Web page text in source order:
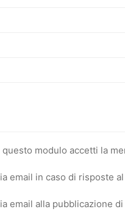
modulo accetti la
email in caso di risposte
email alla pubblicazione